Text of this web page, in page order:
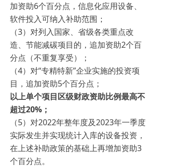
加资助6个百分点，信息化应用设备、
软件投入可纳入补助范围；
（3）对列入国家、省级各类重点改
造、节能减碳项目的，追加资助2个百
分点（不重复享受）；
（4）对“专精特新”企业实施的投资项
目，追加资助5个百分点；
以上单个项目区级财政资助比例最高不
超过20%；
（5）对2022年整年度及2023年一季度
实际发生并实现统计入库的设备投资，
在上述补助政策的基础上再增加资助3
个百分点。